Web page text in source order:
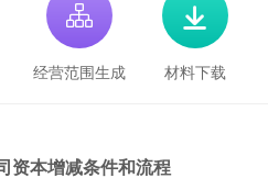

经营范围生成

材料下载
资本增减条件和流程